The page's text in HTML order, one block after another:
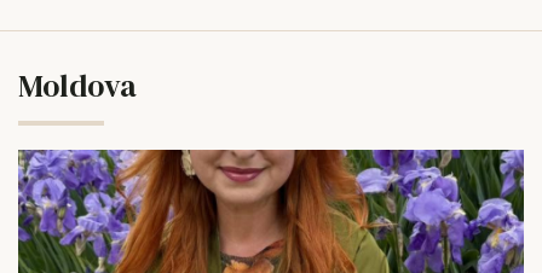
Moldova